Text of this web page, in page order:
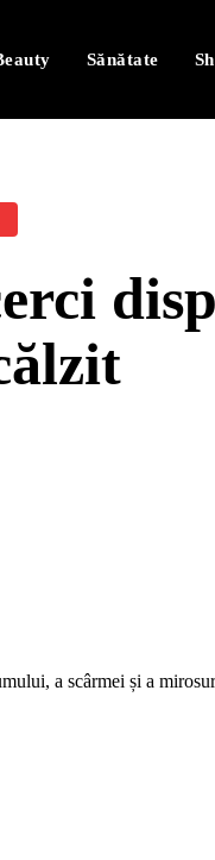
Sănătate
a scârmei și a